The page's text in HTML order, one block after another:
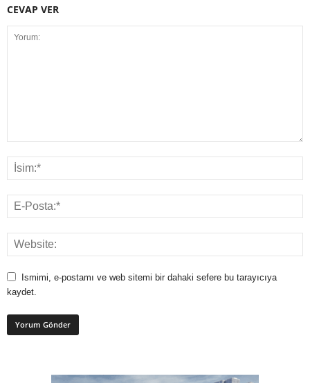
CEVAP VER
Ismimi, e-postamı ve web sitemi bir dahaki sefere bu tarayıcıya
kaydet.